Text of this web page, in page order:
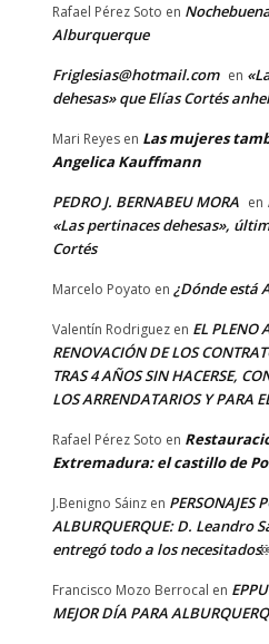
Rafael Pérez Soto en
Alburquerque
Friglesias@hotmail.com en
dehesas» que Elías Cortés
Mari Reyes en Las mujeres
Angelica Kauffmann
PEDRO J. BERNABEU MORA en
«Las pertinaces dehesas»,
Cortés
Marcelo Poyato en ¿Dónde está
Valentín Rodriguez en EL PLENO
RENOVACIÓN DE LOS
TRAS 4 AÑOS SIN HACERSE,
LOS ARRENDATARIOS Y PARA
Rafael Pérez Soto en
Extremadura: el castillo de
J.Benigno Sáinz en PERSONAJES
ALBURQUERQUE: D. Leandro
entregó todo a los
Francisco Mozo Berrocal en
MEJOR DÍA PARA